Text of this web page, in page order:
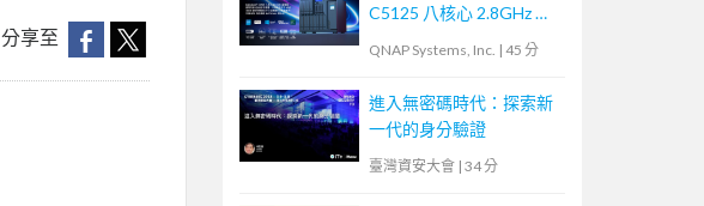
分享至
C5125 八核心 2.8GHz 處
理器，最高支援 256GB
存架構適合中小企業備份
及監控應用，支援 QTS /
QuTS hero
QNAP Systems, Inc. | 45 分
進入無密碼時代：探索新
一代的身分驗證
臺灣資安大會 | 34 分